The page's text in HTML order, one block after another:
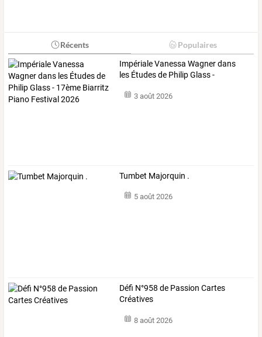
Récents Populaires
ImpérialeVanessa Wagnerdans
les Étudesde PhilipGlass-
3 août 2026
Tumbet Majorquin .
5 août 2026
Défi N°958 de Passion Cartes
Créatives
8 août 2026